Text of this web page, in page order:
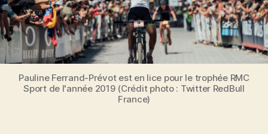
Pauline Ferrand-Prévot est en lice pour le trophée RMC
Sport de l'année 2019 (Crédit photo : Twitter RedBull
France)